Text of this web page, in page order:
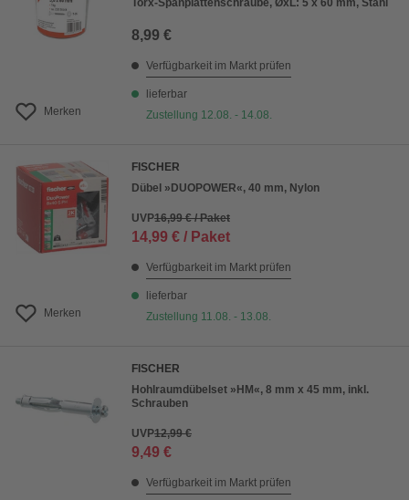
Merken
Torx-Spanplattenschraube, ØxL: 5 x 60 mm, Stahl
8,99 €
Verfügbarkeit im Markt prüfen
lieferbar
Zustellung 12.08. - 14.08.
Merken
FISCHER
Dübel »DUOPOWER«, 40 mm, Nylon
UVP16,99 € / Paket
14,99 € / Paket
Verfügbarkeit im Markt prüfen
lieferbar
Zustellung 11.08. - 13.08.
FISCHER
Hohlraumdübelset »HM«, 8 mm x 45 mm, inkl.
Schrauben
UVP12,99 €
9,49 €
Verfügbarkeit im Markt prüfen